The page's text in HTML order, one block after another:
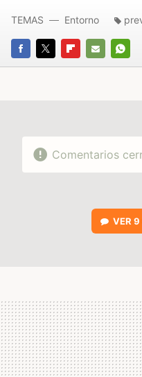
FACEBOOK
TWITTERFLIPBOARD
E-
TEMAS Entorno
Comentarios
VER 9